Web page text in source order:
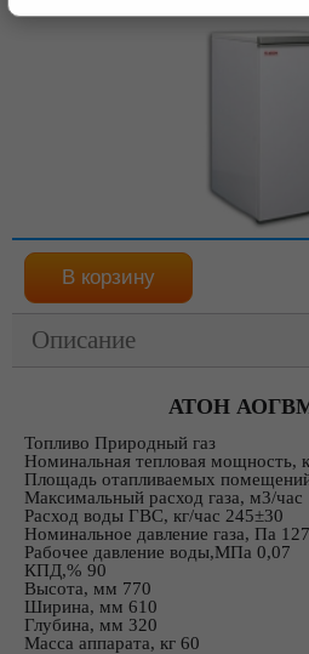
Описание
АТОН
Топливо Природный газ
Номинальная тепловая мощность,
Площадь отапливаемых
Максимальный расход газа, м3/час
Расход воды ГВС, кг/час 245±30
Номинальное давление газа, Па
Рабочее давление воды,МПа 0,07
КПД,% 90
Высота, мм 770
Ширина, мм 610
Глубина, мм 320
Масса аппарата, кг 60